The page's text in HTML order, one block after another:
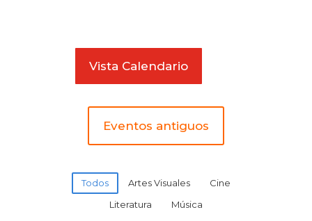
Vista Calendario
Eventos antiguos
Todos Artes Visuales
Cine
Literatura
Música